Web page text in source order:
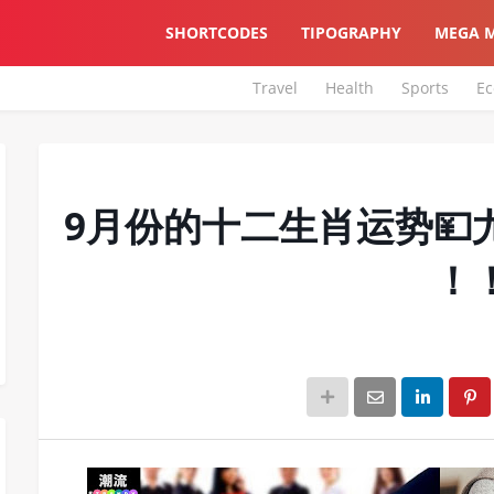
MEGA
TIPOGRAPHY
SHORTCODES
Sports
Health
Travel
【注意了！】9月份的十二生肖运势